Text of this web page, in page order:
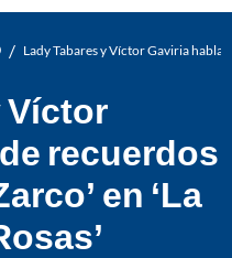
/ Lady Tabares y Víctor Gaviria hablan
Víctor
recuerdos
en ‘La